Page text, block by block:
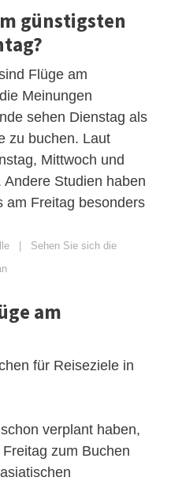
günstigsten
Flüge am
Meinungen
sehen Dienstag als
zu buchen. Laut
Mittwoch und
Studien haben
am Freitag besonders
| Sehen Sie sich die
am
für Reiseziele in
verplant haben,
zum Buchen